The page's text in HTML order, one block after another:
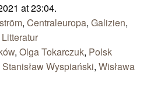
at 23:04.
, Centraleuropa, Galizien,
Litteratur
, Olga Tokarczuk, Polsk
Stanisław Wyspiański, Wisława